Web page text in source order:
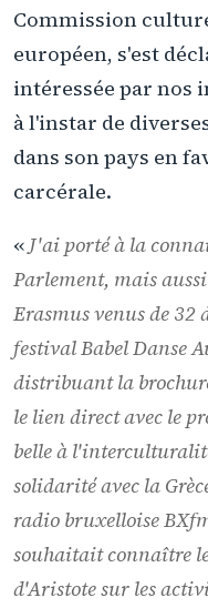
Commission
européen, s'est
intéressée par nos
à l'instar de
dans son pays en
carcérale.
«J'ai porté à la
Parlement, mais
Erasmus venus de 32
festival Babel Danse
distribuant la
le lien direct avec le
belle à
solidarité avec la
radio bruxelloise
souhaitait connaître
d'Aristote sur les